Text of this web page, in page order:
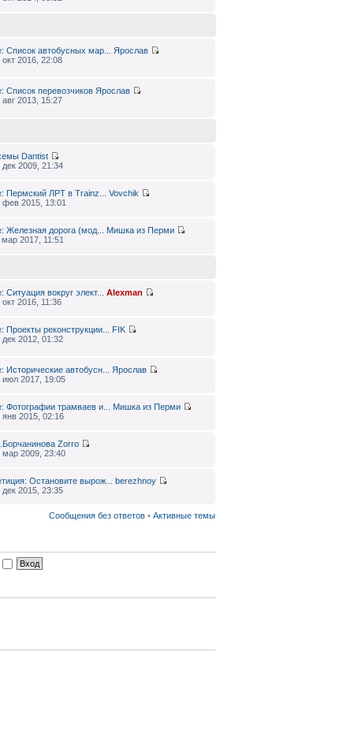
Список автобусных мар...
Ярослав
окт 2016, 22:08
Список перевозчиков Ярослав
авг 2013, 15:27
Dantist
дек 2009, 21:34
Пермский ЛРТ в Trainz...
Vovchik
фев 2015, 13:01
Железная дорога (мод...
Мишка из Перми
мар 2017, 11:51
Ситуация вокруг элект...
Alexman
окт 2016, 11:36
Проекты реконструкции...
FIK
дек 2012, 01:32
Исторические автобусн...
Ярослав
июл 2017, 19:05
Фотографии трамваев и...
Мишка из Перми
янв 2015, 02:16
Zorro
мар 2009, 23:40
Остановите вырож...
berezhnoy
дек 2015, 23:35
Сообщения без ответов • Активные темы